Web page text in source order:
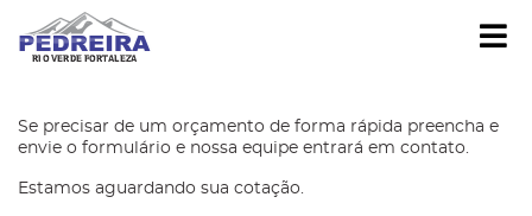
Se precisar de um orçamento de forma rápida preencha e
envie o formulário e nossa equipe entrará em contato.
Estamos aguardando sua cotação.